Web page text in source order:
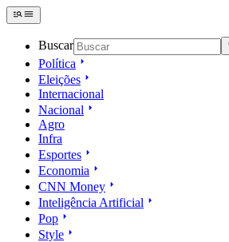
Buscar
Política
Eleições
Internacional
Nacional
Agro
Infra
Esportes
Economia
CNN Money
Inteligência Artificial
Pop
Style